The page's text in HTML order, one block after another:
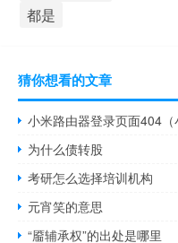
都是
猜你想看的文章
小米路由器登录页面404（
为什么债转股
考研怎么选择培训机构
元宵笑的意思
“靥辅承权”的出处是哪里